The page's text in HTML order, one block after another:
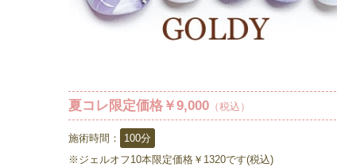
夏コレ限定価格￥9,000（税込）
施術時間：
100分
※ジェルオフ10本限定価格￥1320です(税込)